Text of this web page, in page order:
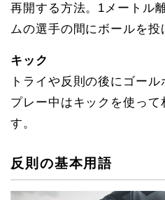
再開する方法。1メートル
ムの選手の間にボールを投
キック
トライや反則の後にゴール
プレー中はキックを使って
す。
反則の基本用語